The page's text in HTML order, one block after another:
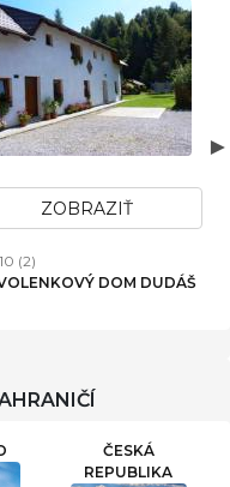
VILLA
ČESKÁ
REPUBLIKA